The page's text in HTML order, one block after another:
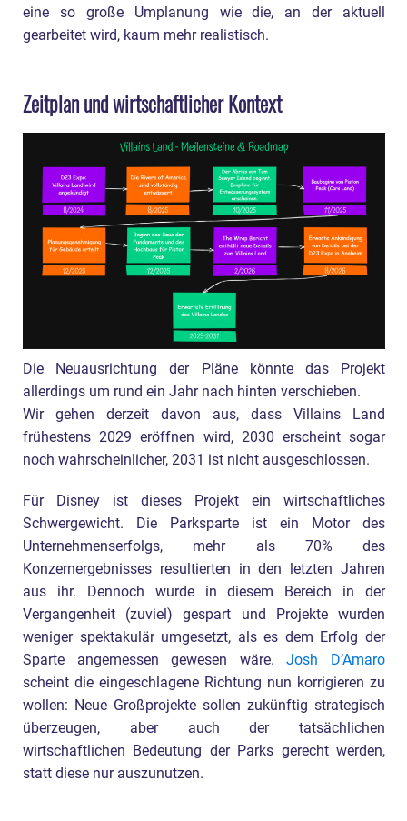
eine so große Umplanung wie die, an der aktuell
gearbeitet wird, kaum mehr realistisch.
Zeitplan und wirtschaftlicher Kontext
Die Neuausrichtung der Pläne könnte das Projekt
allerdings um rund ein Jahr nach hinten verschieben.
Wir gehen derzeit davon aus, dass Villains Land
frühestens 2029 eröffnen wird, 2030 erscheint sogar
noch wahrscheinlicher, 2031 ist nicht ausgeschlossen.
Für Disney ist dieses Projekt ein wirtschaftliches
Schwergewicht. Die Parksparte ist ein Motor des
Unternehmenserfolgs, mehr als 70% des
Konzernergebnisses resultierten in den letzten Jahren
aus ihr. Dennoch wurde in diesem Bereich in der
Vergangenheit (zuviel) gespart und Projekte wurden
weniger spektakulär umgesetzt, als es dem Erfolg der
Sparte angemessen gewesen wäre.Josh D’Amaro
scheint die eingeschlagene Richtung nun korrigieren zu
wollen: Neue Großprojekte sollen zukünftig strategisch
überzeugen, aber auch der tatsächlichen
wirtschaftlichen Bedeutung der Parks gerecht werden,
statt diese nur auszunutzen.